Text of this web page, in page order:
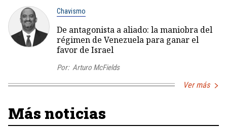
Chavismo
De antagonista a aliado: la maniobra del
régimen de Venezuela para ganar el
favor de Israel
Por: Arturo McFields
Ver más
Más noticias